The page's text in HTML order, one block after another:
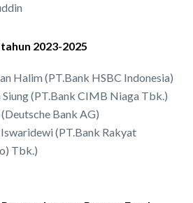
2023-2025
Halim (PT.Bank HSBC Indonesia)
Siung (PT.Bank CIMB Niaga Tbk.)
Bank AG)
(PT.Bank Rakyat
Tbk.)